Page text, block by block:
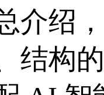
介绍
结构